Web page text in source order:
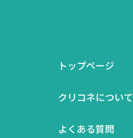
トップページ
クリコネについて
よくある質問